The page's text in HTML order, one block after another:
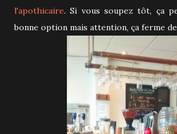
l'apothicaire. Si vous soupez tôt, ça
bonne option mais attention, ça ferme